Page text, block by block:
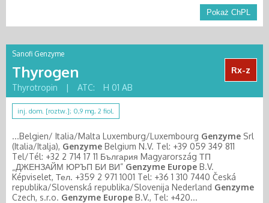
Pokaż ChPL
Sanofi Genzyme
Thyrogen
Rx-z
Thyrotropin
| ATC: H 01 AB
inj. dom. [roztw.]; 0,9 mg, 2 fiol.
...Belgien/ Italia/Malta Luxemburg/Luxembourg Genzyme Srl
(Italia/Italja), Genzyme Belgium N.V. Tel: +39 059 349 811
Tel/Tél: +32 2 714 17 11 България Magyarország ТП
„ДЖЕНЗАЙМ ЮРЪП БИ ВИ” Genzyme Europe B.V.
Képviselet, Тел. +359 2 971 1001 Tel: +36 1 310 7440 Česká
republika/Slovenská republika/Slovenija Nederland Genzyme
Czech, s.r.o. Genzyme Europe B.V., Tel: +420...